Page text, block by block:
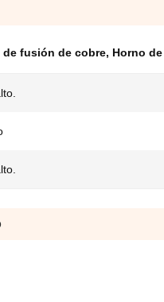
fusión de cobre, Horno